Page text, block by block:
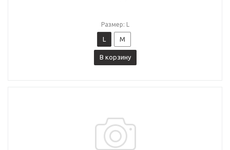
Размер: L
L M
В корзину